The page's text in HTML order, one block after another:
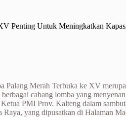
Penting Untuk Meningkatkan
Merah Terbuka ke XV
cabang lomba yang
PMI Prov. Kalteng dalam
yang dipusatkan di Halaman